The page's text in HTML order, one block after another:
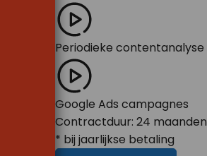
Periodieke contentanalyse
Google Ads campagnes
Contractduur:24 maanden
* bij jaarlijkse betaling